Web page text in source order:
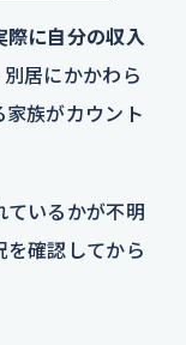
際に自分の収入
居にかかわら
族がカウント
ているかが不明
確認してから